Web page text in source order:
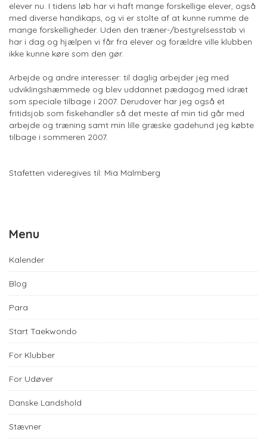
elever nu. I tidens løb har vi haft mange forskellige elever, også
med diverse handikaps, og vi er stolte af at kunne rumme de
mange forskelligheder. Uden den træner-/bestyrelsesstab vi
har i dag og hjælpen vi får fra elever og forældre ville klubben
ikke kunne køre som den gør.
Arbejde og andre interesser: til daglig arbejder jeg med
udviklingshæmmede og blev uddannet pædagog med idræt
som speciale tilbage i 2007. Derudover har jeg også et
fritidsjob som fiskehandler så det meste af min tid går med
arbejde og træning samt min lille græske gadehund jeg købte
tilbage i sommeren 2007.
Stafetten videregives til: Mia Malmberg
Menu
Kalender
Blog
Para
Start Taekwondo
For Klubber
For Udøver
Danske Landshold
Stævner